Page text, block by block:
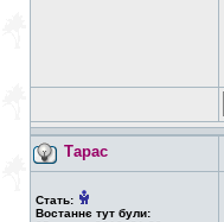
Тарас
Стать:
Востаннє тут були: